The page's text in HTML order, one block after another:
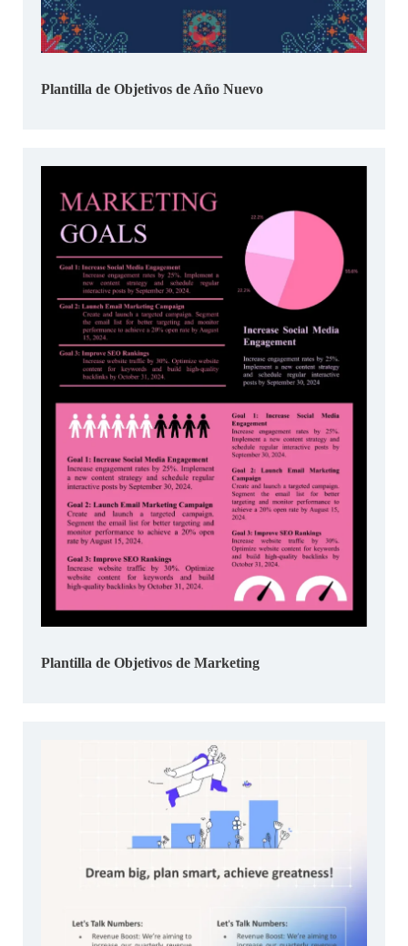
Plantilla de Objetivos de Año Nuevo
Plantilla de Objetivos de Marketing